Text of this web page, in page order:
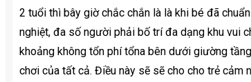
2 tuổi thì bây giờ chắc chắn là là khi bé đã
nghiệt, đa số người phải bố trí đa dạng khu vui
khoảng không tổn phí tổna bên dưới giường
chơi của tất cả. Điều này sẽ sẽ cho cho trẻ cảm